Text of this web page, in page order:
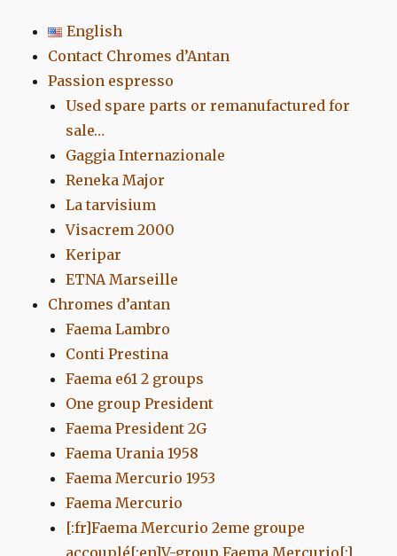
English
Contact Chromes d’Antan
Passion espresso
Used spare parts or remanufactured for
sale…
Gaggia Internazionale
Reneka Major
La tarvisium
Visacrem 2000
Keripar
ETNA Marseille
Chromes d’antan
Faema Lambro
Conti Prestina
Faema e61 2 groups
One group President
Faema President 2G
Faema Urania 1958
Faema Mercurio 1953
Faema Mercurio
[:fr]Faema Mercurio 2eme groupe